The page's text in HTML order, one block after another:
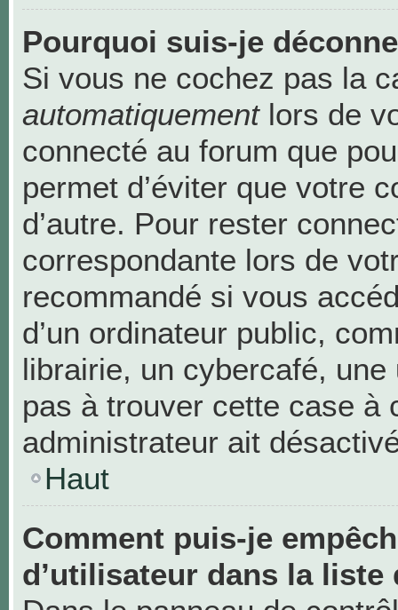
Pourquoi suis-je
Si vous ne cochez pas la
automatiquementlors de
connecté au forum que
permet d’éviter que votre
d’autre. Pour rester
correspondante lors de
recommandé si vous
d’un ordinateur public,
librairie, un cybercafé,
pas à trouver cette case à
administrateur ait
Haut
Comment puis-je
d’utilisateur dans la